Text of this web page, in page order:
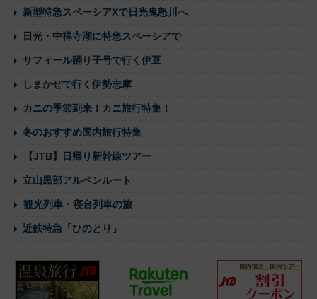
新型特急スペーシアXで日光鬼怒川へ
日光・中禅寺湖に特急スペーシアで
サフィール踊り子号で行く伊豆
しまかぜで行く伊勢志摩
カニの季節到来！カニ旅行特集！
冬のおすすめ国内旅行特集
【JTB】日帰り新幹線ツアー
立山黒部アルペンルート
観光列車・寝台列車の旅
近鉄特急「ひのとり」